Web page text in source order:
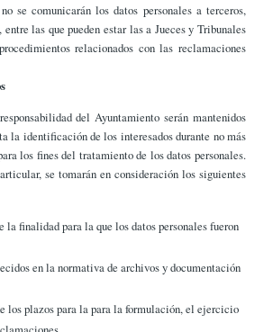
se comunicarán los datos personales a terceros,
las que pueden estar las a Jueces y Tribunales
relacionados con las reclamaciones
del Ayuntamiento serán mantenidos
la identificación de los interesados durante no más
los fines del tratamiento de los datos personales.
se tomarán en consideración los siguientes
la finalidad para la que los datos personales fueron
en la normativa de archivos y documentación
los plazos para la para la formulación, el ejercicio